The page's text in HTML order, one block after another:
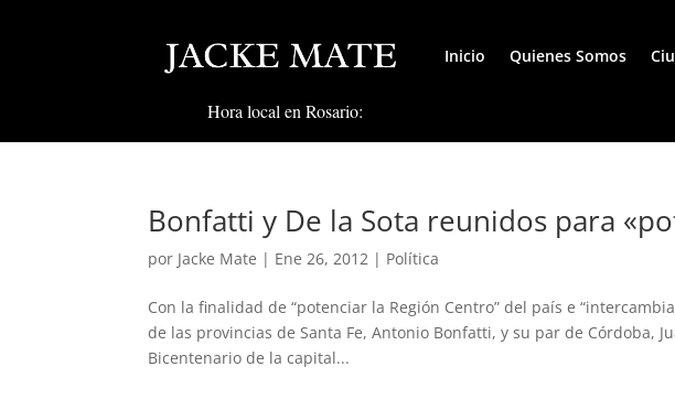
Inicio Quienes Somos
Hora local en Rosario:
Bonfatti y De la Sota reunidos para
por Jacke Mate | Ene 26, 2012 | Política
Con la finalidad de “potenciar la Región Centro” del país e
de las provincias de Santa Fe, Antonio Bonfatti, y su par de Córdoba,
Bicentenario de la capital...